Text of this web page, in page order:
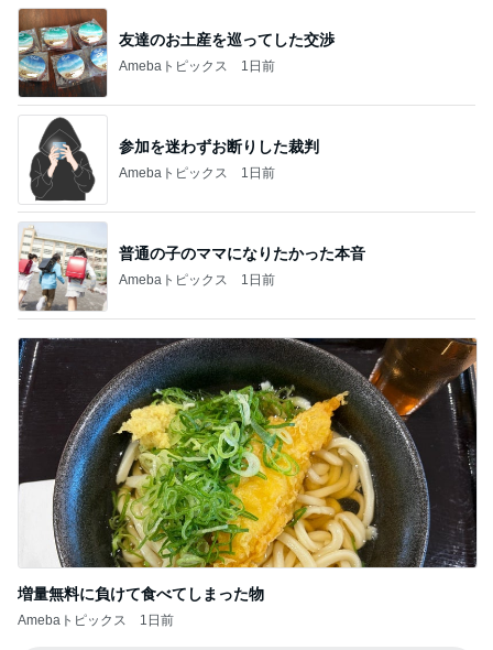
友達のお土産を巡ってした交渉
Amebaトピックス 1日前
参加を迷わずお断りした裁判
Amebaトピックス 1日前
普通の子のママになりたかった本音
Amebaトピックス 1日前
増量無料に負けて食べてしまった物
Amebaトピックス 1日前